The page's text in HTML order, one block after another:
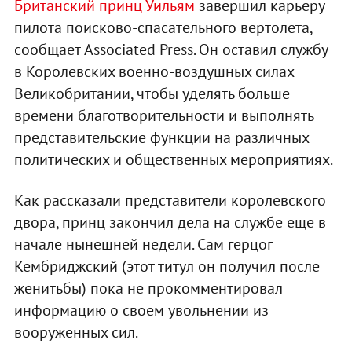
Британский принц Уильям завершил карьеру
пилота поисково-спасательного вертолета,
сообщает Associated Press. Он оставил службу
в Королевских военно-воздушных силах
Великобритании, чтобы уделять больше
времени благотворительности и выполнять
представительские функции на различных
политических и общественных мероприятиях.
Как рассказали представители королевского
двора, принц закончил дела на службе еще в
начале нынешней недели. Сам герцог
Кембриджский (этот титул он получил после
женитьбы) пока не прокомментировал
информацию о своем увольнении из
вооруженных сил.